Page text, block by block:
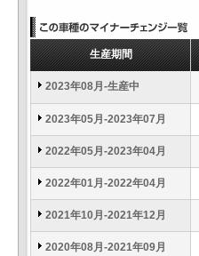
生産期間
2023年08月-生産中
2023年05月-2023年07月
2022年05月-2023年04月
2022年01月-2022年04月
2021年10月-2021年12月
2020年08月-2021年09月